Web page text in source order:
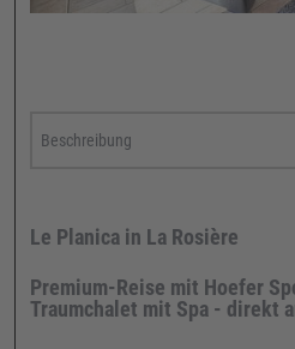
Le Planica in La Rosière
Premium-Reise mit Hoefer
Traumchalet mit Spa - direkt